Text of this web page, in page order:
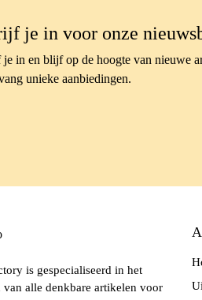
je in voor onze
je in en blijf op de hoogte van nieuwe
unieke aanbiedingen.
is gespecialiseerd in het
van alle denkbare artikelen voor